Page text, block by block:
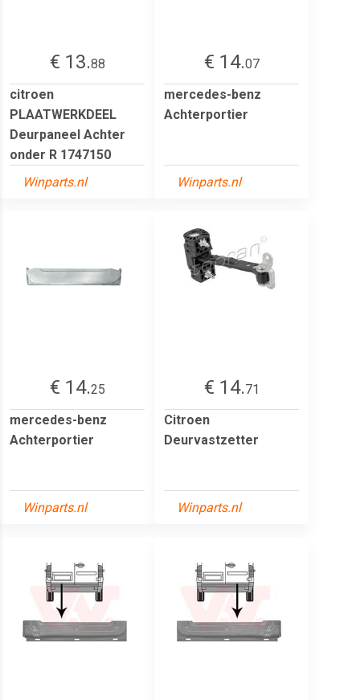
€ 13.88
citroen
PLAATWERKDEEL
Deurpaneel Achter
onder R 1747150
Winparts.nl
€ 14.07
mercedes-benz
Achterportier
Winparts.nl
€ 14.25
mercedes-benz
Achterportier
Winparts.nl
€ 14.71
Citroen
Deurvastzetter
Winparts.nl